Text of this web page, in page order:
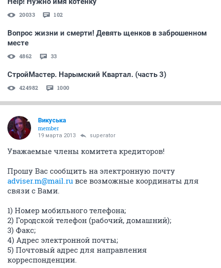
20033 102
Вопрос жизни и смерти! Девять щенков в заброшенном
месте
4862 33
СтройМастер. Нарымский Квартал. (часть 3)
424982 1000
Викуська
member
19 марта 2013 superator
Уважаемые члены комитета кредиторов!
Прошу Вас сообщить на электронную почту
adviser.m@mail.ru все возможные координаты для
связи с Вами.
1) Номер мобильного телефона;
2) Городской телефон (рабочий, домашний);
3) Факс;
4) Адрес электронной почты;
5) Почтовый адрес для направления
корреспонденции.